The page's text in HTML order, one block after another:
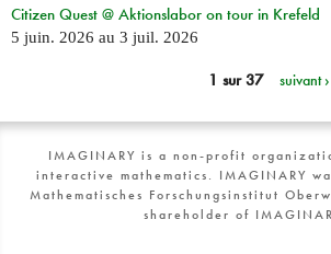
Citizen Quest @ Aktionslabor on tour in Krefeld
5 juin. 2026 au 3 juil. 2026
1 sur 37 suivant ›
IMAGINARY is a non-profit
interactive mathematics. IMAGINARY
Mathematisches Forschungsinstitut
shareholder of